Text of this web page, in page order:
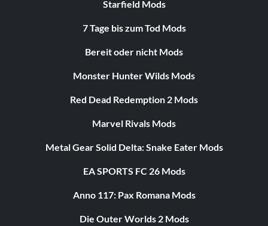
Starfield Mods
7 Tage bis zum Tod Mods
Bereit oder nicht Mods
Monster Hunter Wilds Mods
Red Dead Redemption 2 Mods
Marvel Rivals Mods
Metal Gear Solid Delta: Snake Eater Mods
EA SPORTS FC 26 Mods
Anno 117: Pax Romana Mods
Die Outer Worlds 2 Mods